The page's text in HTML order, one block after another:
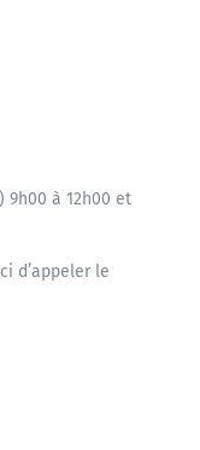
à 12h00 et
d’appeler le